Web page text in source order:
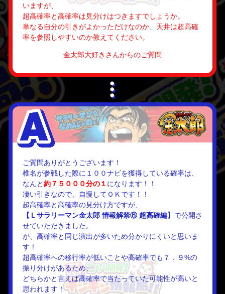
いますが、
超高確率と高確率は見分けはつきますでしょうか。
単なる自分の引きがよかっただけなのか、天井は超高確
率を参照しやすいのか教えてください。
金太郎大好きさんからのご質問
ご質問ありがとうございます！
椎名が参戦した際に１００ナビを獲得している確率は、
なんと約７５０００分の１ になります！！
凄い引きなので、自慢してＯＫです！！
超高確率と高確率の見分け方ですが、
【Ｌサラリーマン金太郎 情報解禁⑥ 超高確編】 で公開さ
せていただきました。
が、高確率と同じ演出が多いため分かりにくいと思いま
す！
超高確率への移行率が低いことや高確率でも７．９%の
振り分けがあるため、
どちらかと言えば高確率で当たっていた可能性が高いと
思われます！